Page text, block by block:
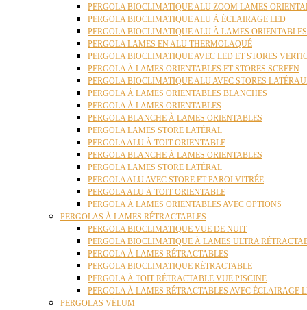
PERGOLA BIOCLIMATIQUE ALU ZOOM LAMES
PERGOLA BIOCLIMATIQUE ALU À ÉCLAIRAGE LED
PERGOLA BIOCLIMATIQUE ALU À LAMES
PERGOLA LAMES EN ALU THERMOLAQUÉ
PERGOLA BIOCLIMATIQUE AVEC LED ET STORES
PERGOLA À LAMES ORIENTABLES ET STORES SCREEN
PERGOLA BIOCLIMATIQUE ALU AVEC STORES
PERGOLA À LAMES ORIENTABLES BLANCHES
PERGOLA À LAMES ORIENTABLES
PERGOLA BLANCHE À LAMES ORIENTABLES
PERGOLA LAMES STORE LATÉRAL
PERGOLA ALU À TOIT ORIENTABLE
PERGOLA BLANCHE À LAMES ORIENTABLES
PERGOLA LAMES STORE LATÉRAL
PERGOLA ALU AVEC STORE ET PAROI VITRÉE
PERGOLA ALU À TOIT ORIENTABLE
PERGOLA À LAMES ORIENTABLES AVEC OPTIONS
PERGOLAS À LAMES RÉTRACTABLES
PERGOLA BIOCLIMATIQUE VUE DE NUIT
PERGOLA BIOCLIMATIQUE À LAMES ULTRA
PERGOLA À LAMES RÉTRACTABLES
PERGOLA BIOCLIMATIQUE RÉTRACTABLE
PERGOLA À TOIT RÉTRACTABLE VUE PISCINE
PERGOLA À LAMES RÉTRACTABLES AVEC ÉCLAIRAGE
PERGOLAS VÉLUM